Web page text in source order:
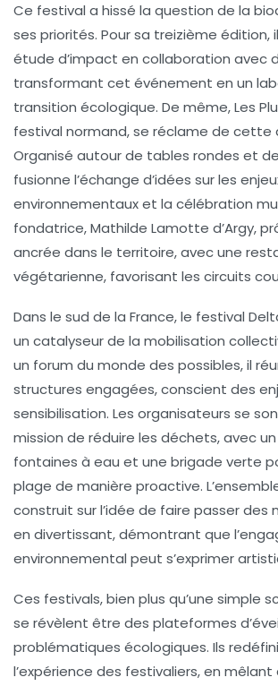
Ce festival a hissé la question de la
ses priorités. Pour sa treizième édition,
étude d’impact en collaboration avec
transformant cet événement en un
transition écologique. De même, Les
festival normand, se réclame de cette
Organisé autour de tables rondes et
fusionne l’échange d’idées sur les
environnementaux et la célébration
fondatrice, Mathilde Lamotte d’Argy,
ancrée dans le territoire, avec une
végétarienne, favorisant les circuits
Dans le sud de la France, le festival
un catalyseur de la mobilisation
un forum du monde des possibles, il
structures engagées, conscient des
sensibilisation. Les organisateurs se
mission de réduire les déchets, avec
fontaines à eau et une brigade verte
plage de manière proactive.
construit sur l’idée de faire passer des
en divertissant, démontrant que
environnemental peut s’exprimer
Ces festivals, bien plus qu’une simple
se révèlent être des plateformes
problématiques écologiques. Ils
l’expérience des festivaliers, en mêlant